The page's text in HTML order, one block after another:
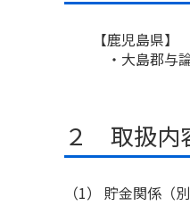
【鹿児島県】
・大島郡与
２ 取扱内
（1） 貯金関係（